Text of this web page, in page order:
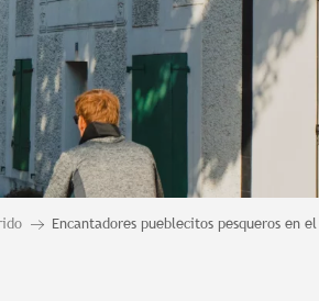
Encantadores pueblecitos pesqueros en